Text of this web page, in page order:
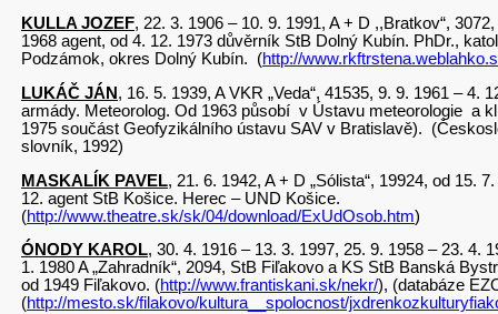
KULLA JOZEF, 22. 3. 1906 – 10. 9. 1991, A + D ,,Bratkov“,
1968 agent, od 4. 12. 1973 důvěrník StB Dolný Kubín. PhDr.,
Podzámok, okres Dolný Kubín. (http://
LUKÁČ JÁN , 16. 5. 1939, A VKR „Veda“, 41535, 9. 9. 1961 – 4.
armády. Meteorolog. Od 1963 působí v Ústavu meteorologie a
1975 součást Geofyzikálního ústavu SAV v Bratislavě).
slovník, 1992)
MASKALÍK PAVEL, 21. 6. 1942, A + D „Sólista“, 19924, od 15.
12. agent StB Košice. Herec – UND Košice.
(http://www.theatre.sk/sk/04/download/ExUdOsob.htm)
ÓNODY KAROL, 30. 4. 1916 – 13. 3. 1997, 25. 9. 1958 – 23. 4.
1. 1980 A „Zahradník“, 2094, StB Fiľakovo a KS StB Banská
od 1949 Fiľakovo. (http://www.frantiskani.sk/nekr/), (databáze
(http://mesto.sk/filakovo/kultura__spolocnost/